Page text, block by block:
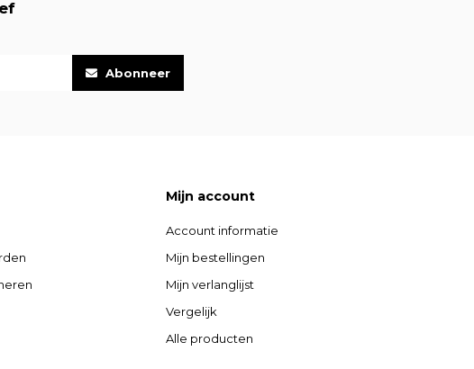
Abonneer
Mijn account
Account informatie
Mijn bestellingen
Mijn verlanglijst
Vergelijk
Alle producten